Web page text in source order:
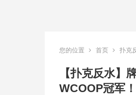
您的位置 首页 扑克
【扑克反水】
WCOOP冠军！